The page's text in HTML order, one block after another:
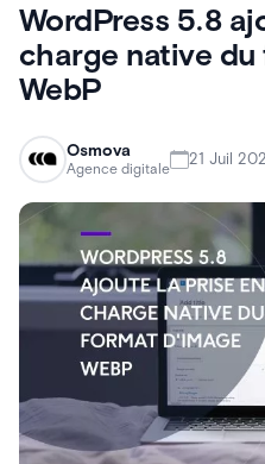
WordPress 5.8
charge native du
WebP
Osmova
Agence digitale
21 Juil